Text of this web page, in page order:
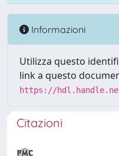
Informazioni
Utilizza questo
link a questo
https://
Citazioni